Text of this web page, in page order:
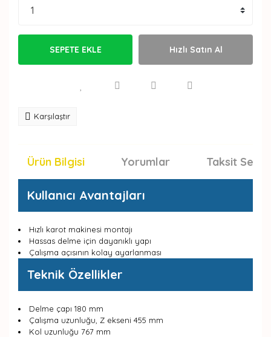
SEPETE EKLE Hızlı Satın Al
Karşılaştır
Ürün Bilgisi Yorumlar Taksit
Kullanıcı Avantajları
Hızlı karot makinesi montajı
Hassas delme için dayanıklı yapı
Çalışma açısının kolay ayarlanması
Teknik Özellikler
Delme çapı 180 mm
Çalışma uzunluğu, Z ekseni 455 mm
Kol uzunluğu 767 mm